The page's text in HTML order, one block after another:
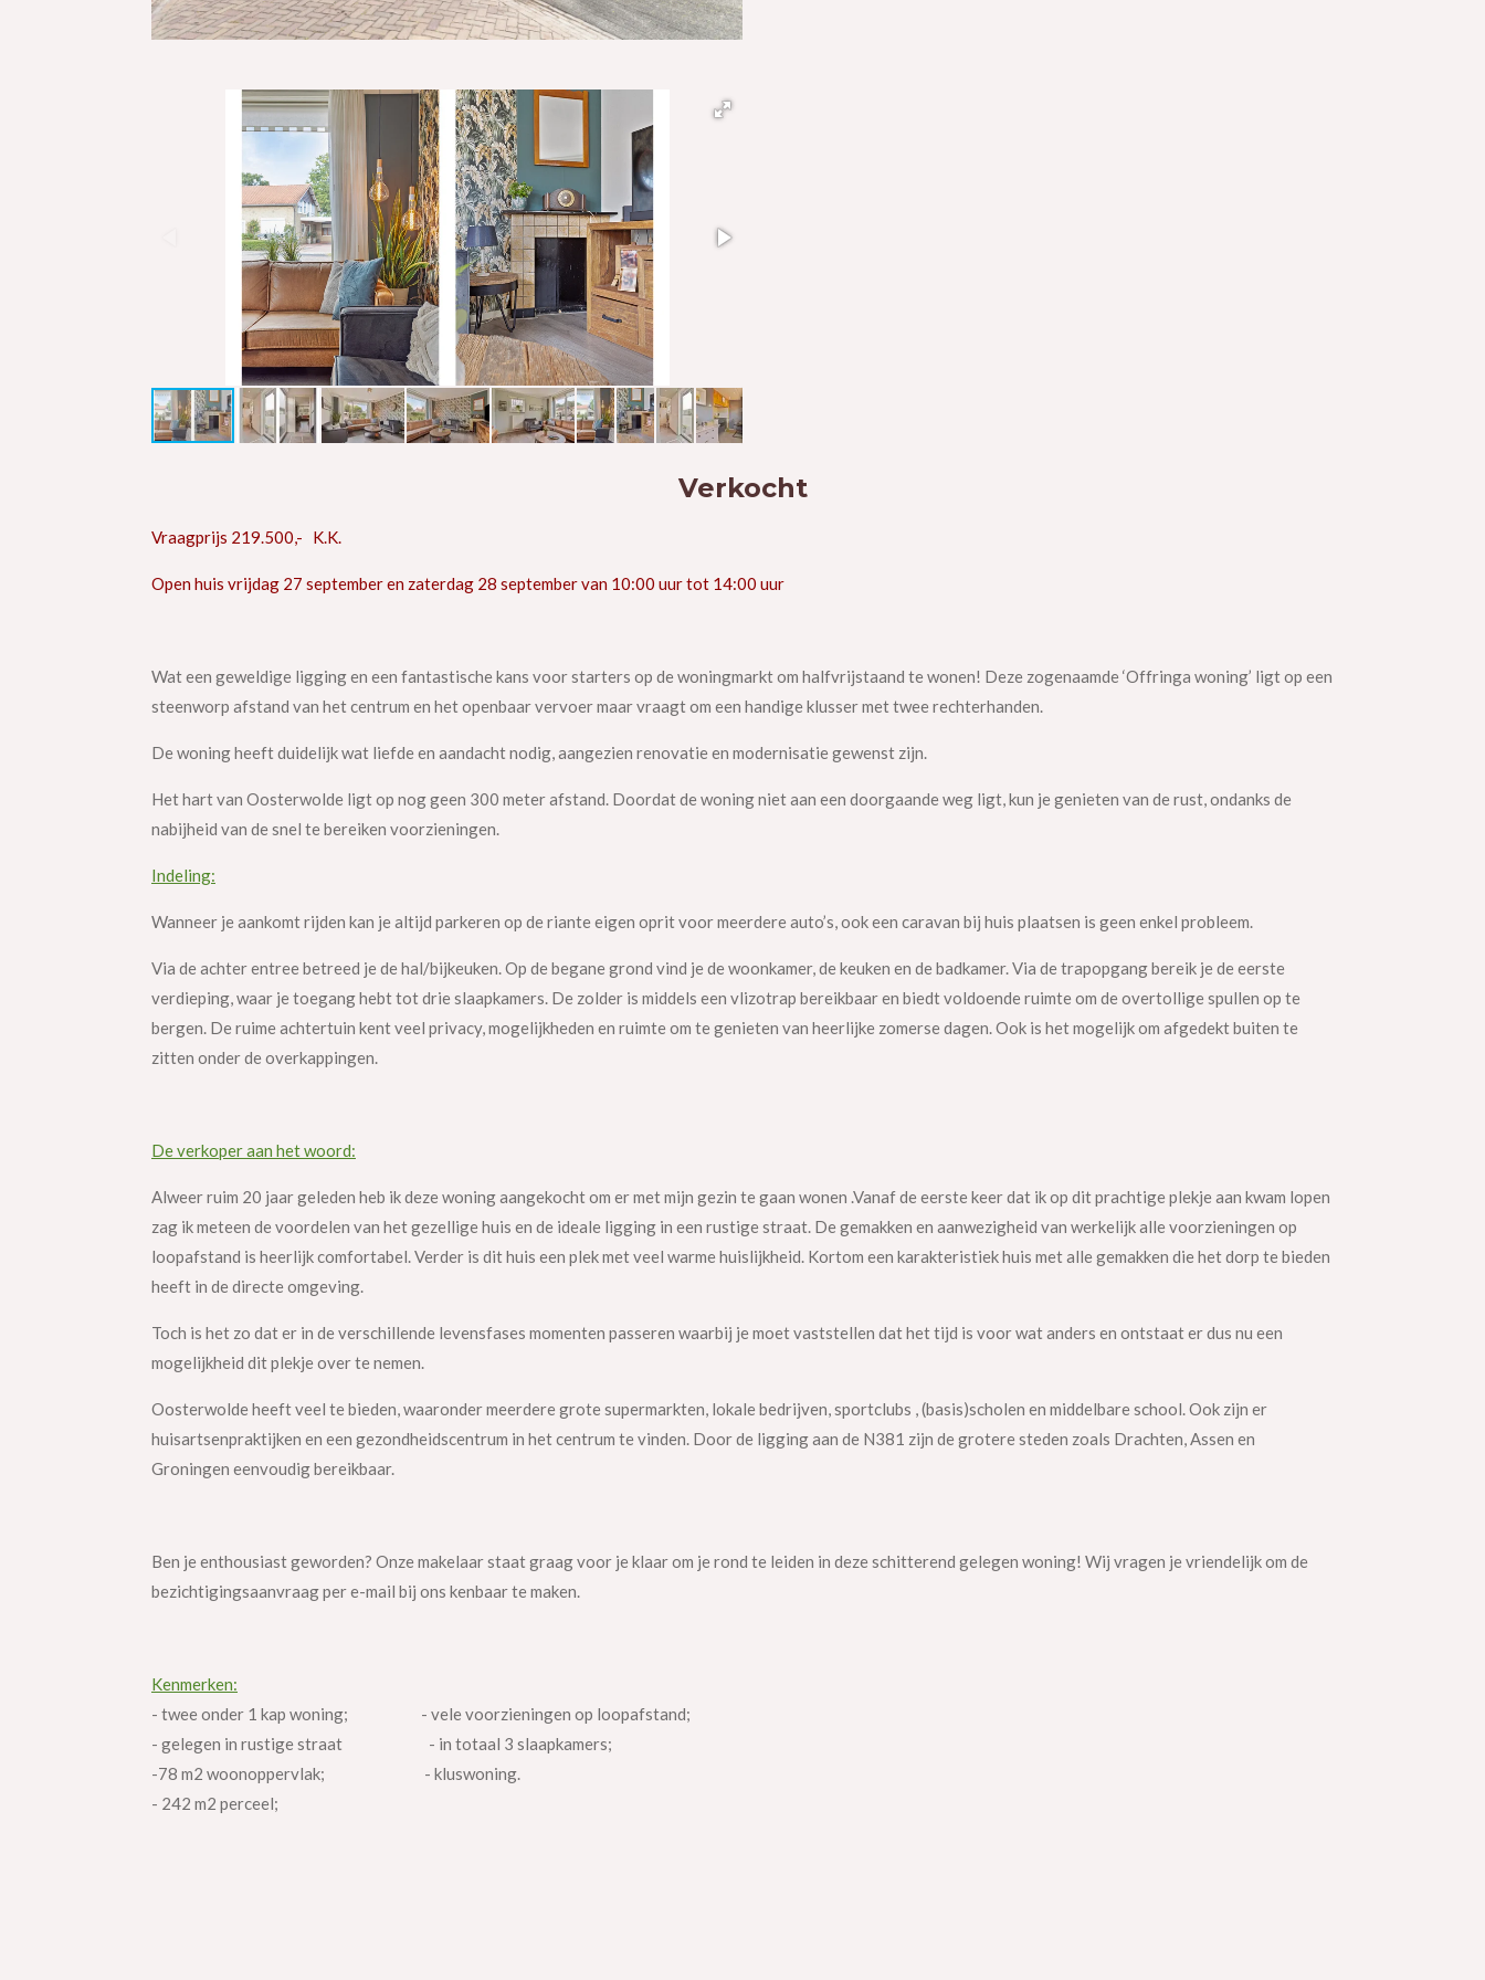
Verkocht
Vraagprijs 219.500,- K.K.
Open huis vrijdag 27 september en zaterdag 28 september van 10:00 uur tot 14:00 uur
Wat een geweldige ligging en een fantastische kans voor starters op de woningmarkt om halfvrijstaand te wonen! Deze zogenaamde ‘Offringa woning’ ligt op een
steenworp afstand van het centrum en het openbaar vervoer maar vraagt om een handige klusser met twee rechterhanden.
De woning heeft duidelijk wat liefde en aandacht nodig, aangezien renovatie en modernisatie gewenst zijn.
Het hart van Oosterwolde ligt op nog geen 300 meter afstand. Doordat de woning niet aan een doorgaande weg ligt, kun je genieten van de rust, ondanks de
nabijheid van de snel te bereiken voorzieningen.
Indeling:
Wanneer je aankomt rijden kan je altijd parkeren op de riante eigen oprit voor meerdere auto’s, ook een caravan bij huis plaatsen is geen enkel probleem.
Via de achter entree betreed je de hal/bijkeuken. Op de begane grond vind je de woonkamer, de keuken en de badkamer. Via de trapopgang bereik je de eerste
verdieping, waar je toegang hebt tot drie slaapkamers. De zolder is middels een vlizotrap bereikbaar en biedt voldoende ruimte om de overtollige spullen op te
bergen. De ruime achtertuin kent veel privacy, mogelijkheden en ruimte om te genieten van heerlijke zomerse dagen. Ook is het mogelijk om afgedekt buiten te
zitten onder de overkappingen.
De verkoper aan het woord:
Alweer ruim 20 jaar geleden heb ik deze woning aangekocht om er met mijn gezin te gaan wonen .Vanaf de eerste keer dat ik op dit prachtige plekje aan kwam lopen
zag ik meteen de voordelen van het gezellige huis en de ideale ligging in een rustige straat. De gemakken en aanwezigheid van werkelijk alle voorzieningen op
loopafstand is heerlijk comfortabel. Verder is dit huis een plek met veel warme huislijkheid. Kortom een karakteristiek huis met alle gemakken die het dorp te bieden
heeft in de directe omgeving.
Toch is het zo dat er in de verschillende levensfases momenten passeren waarbij je moet vaststellen dat het tijd is voor wat anders en ontstaat er dus nu een
mogelijkheid dit plekje over te nemen.
Oosterwolde heeft veel te bieden, waaronder meerdere grote supermarkten, lokale bedrijven, sportclubs , (basis)scholen en middelbare school. Ook zijn er
huisartsenpraktijken en een gezondheidscentrum in het centrum te vinden. Door de ligging aan de N381 zijn de grotere steden zoals Drachten, Assen en
Groningen eenvoudig bereikbaar.
Ben je enthousiast geworden? Onze makelaar staat graag voor je klaar om je rond te leiden in deze schitterend gelegen woning! Wij vragen je vriendelijk om de
bezichtigingsaanvraag per e-mail bij ons kenbaar te maken.
Kenmerken:
- twee onder 1 kap woning; - vele voorzieningen op loopafstand;
- gelegen in rustige straat - in totaal 3 slaapkamers;
-78 m2 woonoppervlak; - kluswoning.
- 242 m2 perceel;